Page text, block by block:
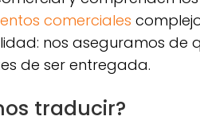
comerciales
nos aseguramos de
de ser entregada.
traducir?